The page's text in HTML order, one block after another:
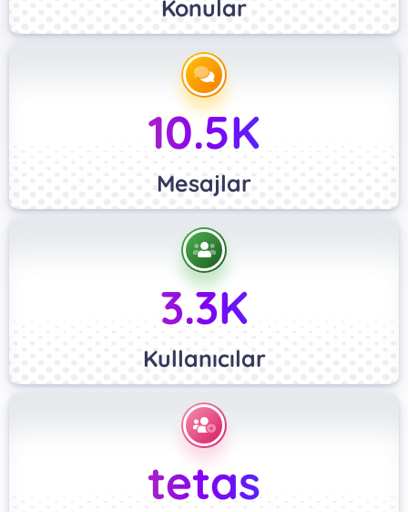
Konular
10.5K
Mesajlar
3.3K
Kullanıcılar
tetas